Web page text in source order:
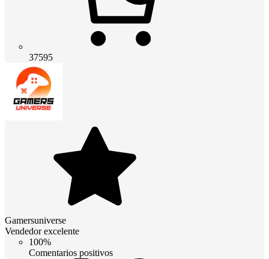
37595
Gamersuniverse
Vendedor excelente
100%
Comentarios positivos